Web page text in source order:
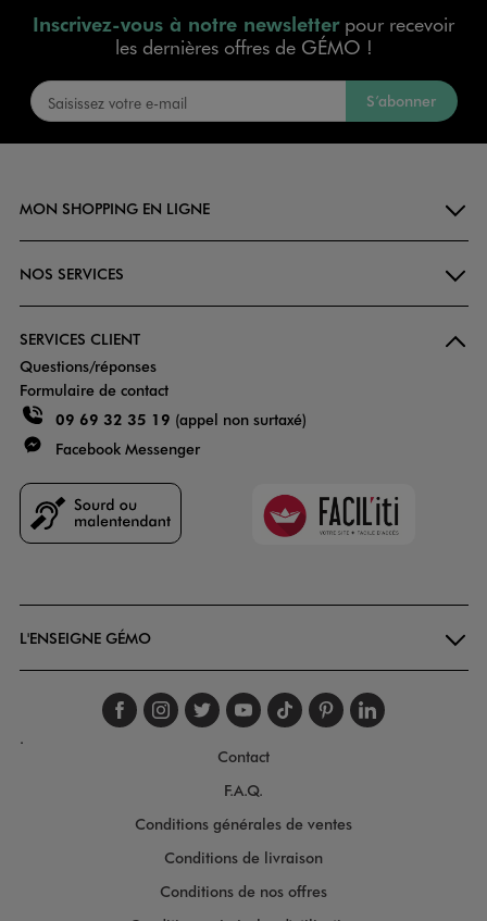
Inscrivez-vous à notre newsletterpour recevoir
les dernières offres de GÉMO !
S’abonner
MON SHOPPING EN LIGNE
NOS SERVICES
SERVICES CLIENT
Questions/réponses
Formulaire de contact
09 69 32 35 19 (appel non surtaxé)
Facebook Messenger
Faciliti
L'ENSEIGNE GÉMO
Suivez-nous sur
Suivez-nous sur
Suivez-nous sur
Suivez-nous
Suivez-nous
Suivez-
.
Contact
F.A.Q.
Conditions générales de ventes
Conditions de livraison
Conditions de nos offres